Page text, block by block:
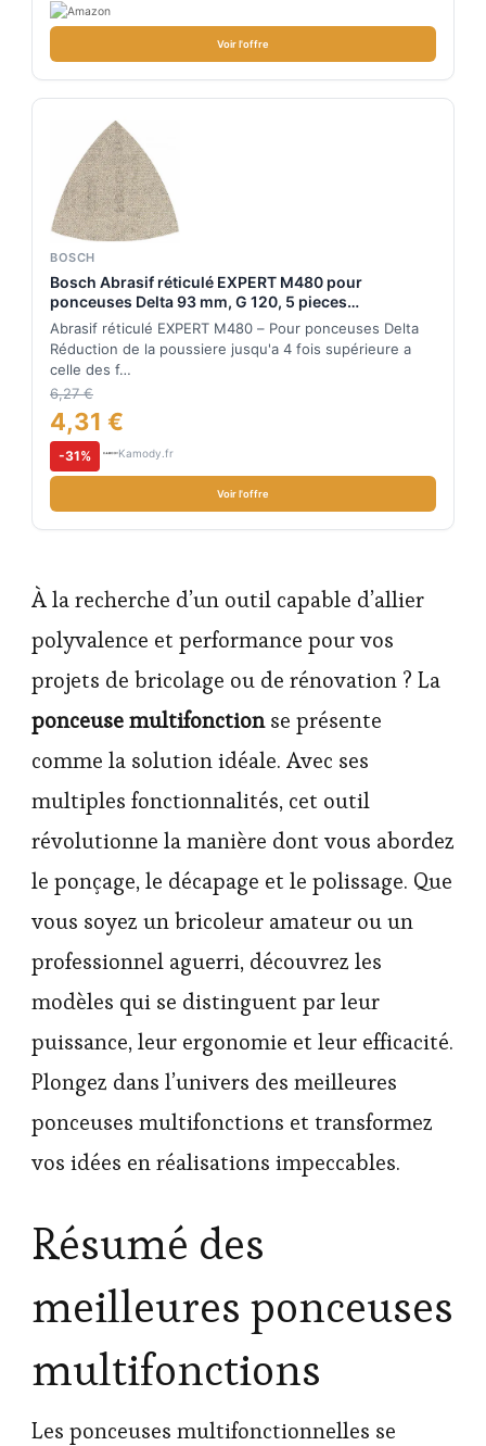
Voir l'offre
BOSCH
Bosch Abrasif réticulé EXPERT M480 pour
ponceuses Delta 93 mm, G 120, 5 pieces
2608900718
Abrasif réticulé EXPERT M480 – Pour ponceuses Delta
Réduction de la poussiere jusqu'a 4 fois supérieure a
celle des f…
6,27 €
4,31 €
-31% Kamody.fr
Voir l'offre
À la recherche d’un outil capable d’allier
polyvalence et performance pour vos
projets de bricolage ou de rénovation ? La
ponceuse multifonctionse présente
comme la solution idéale. Avec ses
multiples fonctionnalités, cet outil
révolutionne la manière dont vous abordez
le ponçage, le décapage et le polissage. Que
vous soyez un bricoleur amateur ou un
professionnel aguerri, découvrez les
modèles qui se distinguent par leur
puissance, leur ergonomie et leur efficacité.
Plongez dans l’univers des meilleures
ponceuses multifonctions et transformez
vos idées en réalisations impeccables.
Résumé des
meilleures ponceuses
multifonctions
Les ponceuses multifonctionnelles se